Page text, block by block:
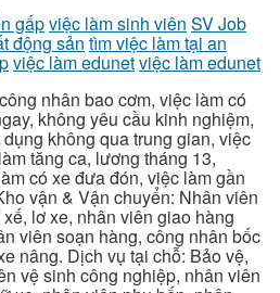
gấpviệc làm sinh viên SV Job
động sản tìm việc làm tại an
việc làm edunetviệc làm edunet
nhân bao cơm, việc làm có
không yêu cầu kinh nghiệm,
không qua trung gian, việc
tăng ca, lương tháng 13,
có xe đưa đón, việc làm gần
vận & Vận chuyển: Nhân viên
lơ xe, nhân viên giao hàng
viên soạn hàng, công nhân bốc
nâng. Dịch vụ tại chỗ: Bảo vệ,
vệ sinh công nghiệp, nhân viên